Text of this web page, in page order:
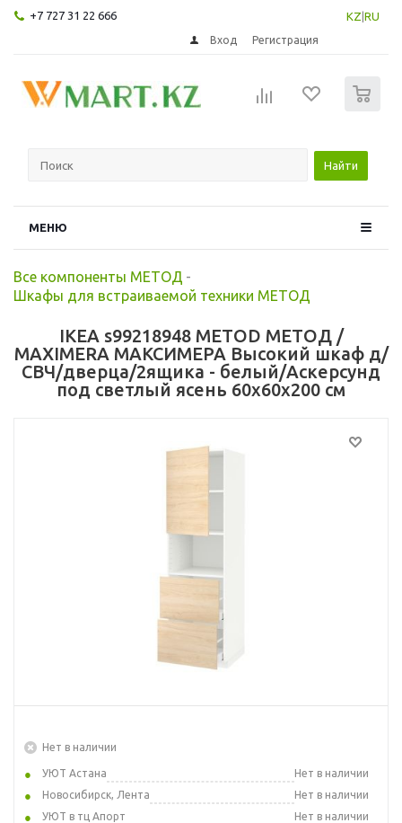
+7 727 31 22 666 KZ RU
Вход Регистрация
Найти
МЕНЮ
Все компоненты МЕТОД -
Шкафы для встраиваемой техники МЕТОД
IKEA s99218948 METOD МЕТОД /
MAXIMERA МАКСИМЕРА Высокий шкаф д/
СВЧ/дверца/2ящика - белый/Аскерсунд
под светлый ясень 60x60x200 см
Нет в наличии
УЮТ Астана
Нет в наличии
Новосибирск, Лента
Нет в наличии
УЮТ в тц Апорт
Нет в наличии